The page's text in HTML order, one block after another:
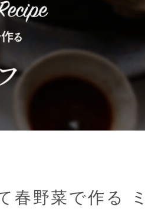
春野菜で作る